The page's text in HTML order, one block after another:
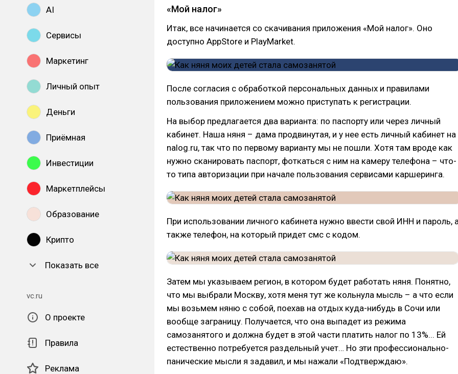
AI
Сервисы
Маркетинг
Личный опыт
Деньги
Приёмная
Инвестиции
Маркетплейсы
Образование
Крипто
Показать все
vc.ru
О проекте
Правила
Реклама
«Мой налог»
Итак, все начинается со скачивания приложения «Мой налог». Оно
доступно AppStore и PlayMarket.
После согласия с обработкой персональных данных и правилами
пользования приложением можно приступать к регистрации.
На выбор предлагается два варианта: по паспорту или через личный
кабинет. Наша няня – дама продвинутая, и у нее есть личный кабинет на
nalog.ru, так что по первому варианту мы не пошли. Хотя там вроде как
нужно сканировать паспорт, фоткаться с ним на камеру телефона – что-
то типа авторизации при начале пользования сервисами каршеринга.
При использовании личного кабинета нужно ввести свой ИНН и пароль,
также телефон, на который придет смс с кодом.
Затем мы указываем регион, в котором будет работать няня. Понятно,
что мы выбрали Москву, хотя меня тут же кольнула мысль – а что если
мы возьмем няню с собой, поехав на отдых куда-нибудь в Сочи или
вообще заграницу. Получается, что она выпадет из режима
самозанятого и должна будет в этой части платить налог по 13%... Ей
естественно потребуется раздельный учет… Но эти профессионально-
панические мысли я задавил, и мы нажали «Подтверждаю».